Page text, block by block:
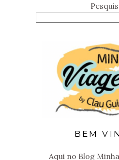
BEM
Aqui no Blog